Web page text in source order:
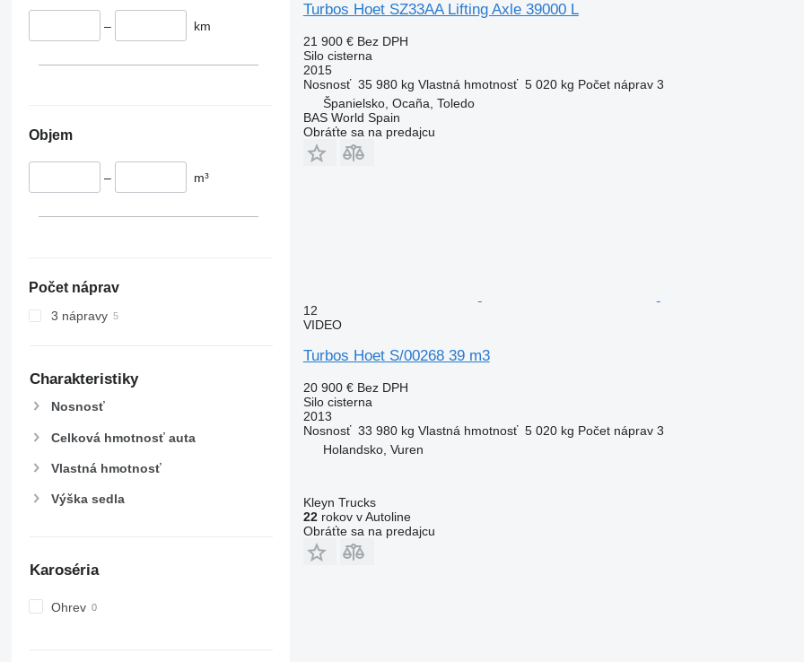
– km
Objem
– m³
Počet náprav
3 nápravy
Charakteristiky
Nosnosť
Celková hmotnosť auta
Vlastná hmotnosť
Výška sedla
Karoséria
Ohrev
Turbos Hoet SZ33AA Lifting Axle 39000 L
21 900 € Bez DPH
Silo cisterna
2015
Nosnosť 35 980 kg Vlastná hmotnosť 5 020 kg Počet náprav 3
Španielsko, Ocaña, Toledo
BAS World Spain
Obráťte sa na predajcu
12
VIDEO
Turbos Hoet S/00268 39 m3
20 900 € Bez DPH
Silo cisterna
2013
Nosnosť 33 980 kg Vlastná hmotnosť 5 020 kg Počet náprav 3
Holandsko, Vuren
Kleyn Trucks
22rokov v Autoline
Obráťte sa na predajcu